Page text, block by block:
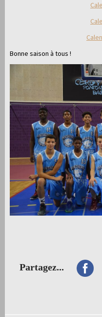
Bonne saison à tous !
Partagez...